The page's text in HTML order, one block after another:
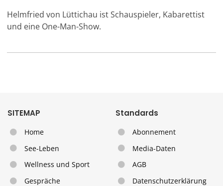
Helmfried von Lüttichau ist Schauspieler, Kabarettist
und eine One-Man-Show.
SITEMAP
Home
See-Leben
Wellness und Sport
Gespräche
Standards
Abonnement
Media-Daten
AGB
Datenschutzerklärung